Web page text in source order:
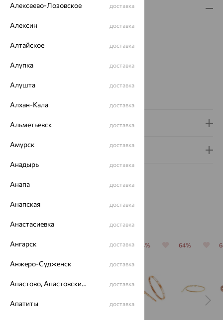
Описание
Вид изделия:
Металл:Золото
Цвет металла:
Страна происхождения:
РОССИЯ
Доставка и оплата
Гарантия и возврат
70% 64% 64% 64%
Алексеево-Лозовское доставка
Алексин доставка
Алтайское доставка
Алупка доставка
Алушта доставка
Алхан-Кала доставка
Альметьевск доставка
Амурск доставка
Анадырь доставка
Анапа доставка
Анапская доставка
Анастасиевка доставка
Ангарск доставка
Анжеро-Судженск доставка
Апастово, Апастовский район доставка
Апатиты доставка